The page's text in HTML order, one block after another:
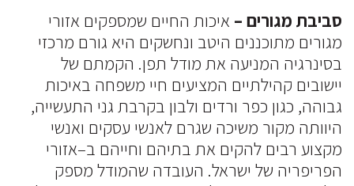
סביבת מגורים – איכות החיים שמספקים אזורי
מגורים מתוכננים היטב ונחשקים היא גורם מרכזי
בסינרגיה המניעה את מודל תפן. הקמתם של
יישובים קהילתיים המציעים חיי משפחה באיכות
גבוהה, כגון כפר ורדים ולבון בקרבת גני התעשייה,
היוותה מקור משיכה שגרם לאנשי עסקים ואנשי
מקצוע רבים להקים את בתיהם וחייהם ב–אזורי
הפריפריה של ישראל. העובדה שהמודל מספק